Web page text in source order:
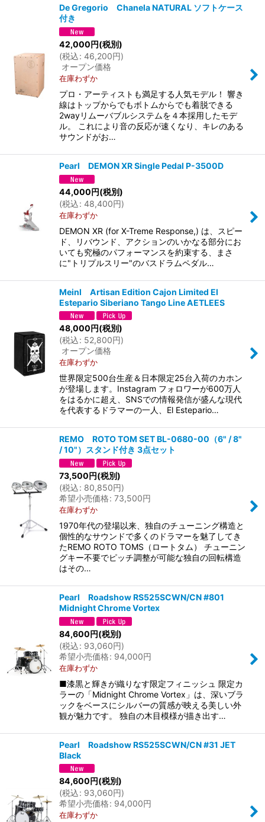
De Gregorio Chanela NATURAL ソフトケース
付き
42,000円(税別)
(税込: 46,200円)
オープン価格
在庫わずか
プロ・アーティストも満足する人気モデル！ 響き
線はトップからでもボトムからでも着脱できる
2wayリムーバブルシステムを４本採用したモデ
ル。 これにより音の反応が速くなり、キレのある
サウンドがお…
Pearl DEMON XR Single Pedal P-3500D
44,000円(税別)
(税込: 48,400円)
在庫わずか
DEMON XR (for X-Treme Response,) は、スピー
ド、リバウンド、アクションのいかなる部分にお
いても究極のパフォーマンスを約束する、まさ
に"トリプルスリー"のバスドラムペダル…
Meinl Artisan Edition Cajon Limited El
Estepario Siberiano Tango Line AETLEES
48,000円(税別)
(税込: 52,800円)
オープン価格
在庫わずか
世界限定500台生産＆日本限定25台入荷のカホン
が登場します。Instagram フォロワーが600万人
をはるかに超え、SNSでの情報発信が盛んな現代
を代表するドラマーの一人、El Estepario…
REMO ROTO TOM SET BL-0680-00（6" / 8"
/ 10"）スタンド付き 3点セット
73,500円(税別)
(税込: 80,850円)
希望小売価格: 73,500円
在庫わずか
1970年代の登場以来、独自のチューニング構造と
個性的なサウンドで多くのドラマーを魅了してき
たREMO ROTO TOMS（ロートタム） チューニン
グキー不要でピッチ調整が可能な独自の回転構造
はその…
Pearl Roadshow RS525SCWN/CN #801
Midnight Chrome Vortex
84,600円(税別)
(税込: 93,060円)
希望小売価格: 94,000円
在庫わずか
■漆黒と輝きが織りなす限定フィニッシュ 限定カ
ラーの「Midnight Chrome Vortex」は、深いブラ
ックをベースにシルバーの質感が映える美しい外
観が魅力です。 独自の木目模様が描き出す…
Pearl Roadshow RS525SCWN/CN #31 JET
Black
84,600円(税別)
(税込: 93,060円)
希望小売価格: 94,000円
在庫わずか